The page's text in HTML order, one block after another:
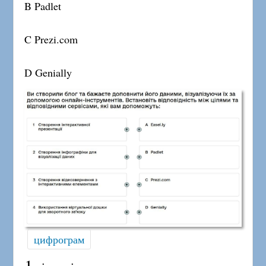
B Padlet
C Prezi.com
D Genially
цифрограм